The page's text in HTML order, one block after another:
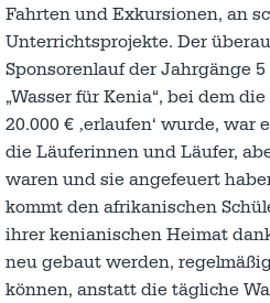
Fahrten und Exkursionen, an
Unterrichtsprojekte. Der
Sponsorenlauf der Jahrgänge
„Wasser für Kenia“, bei dem
20.000 € ‚erlaufen‘ wurde,
die Läuferinnen und Läufer,
waren und sie angefeuert
kommt den afrikanischen
ihrer kenianischen Heimat
neu gebaut werden,
können, anstatt die tägliche